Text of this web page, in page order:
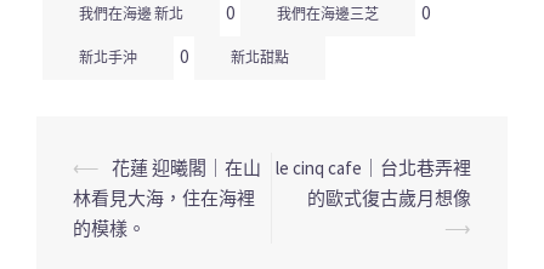
我們在海邊 新北 0 我們在海邊三芝 0
新北手沖 0 新北甜點
文
章
⟵ 花蓮 迎曦閣｜在山
林看見大海，住在海裡
的模樣。
le cinq cafe｜台北巷弄裡
的歐式復古歲月想像
⟶